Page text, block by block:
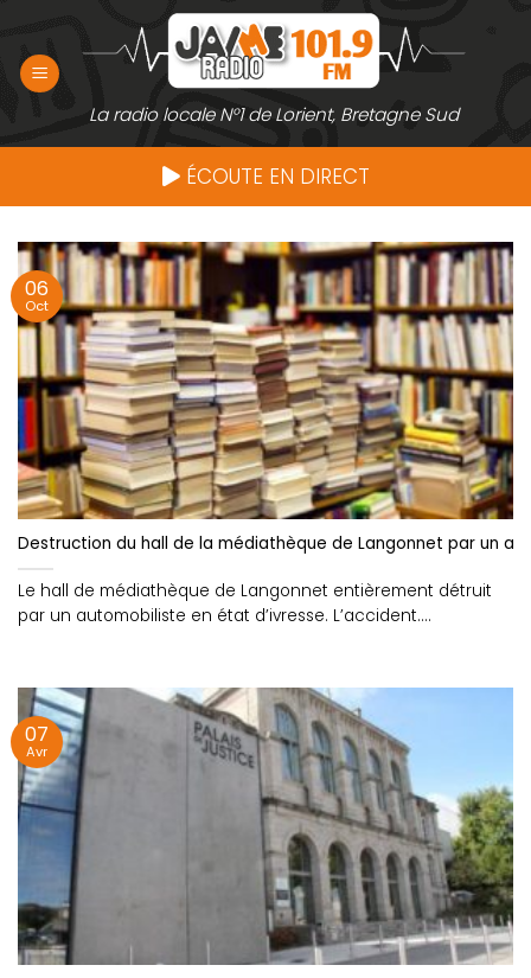
contenu
La radio locale N°1 de Lorient, Bretagne Sud
ÉCOUTE EN DIRECT
Destruction du hall de la médiathèque de Langonnet par un
Le hall de médiathèque de Langonnet entièrement détruit
par un automobiliste en état d’ivresse. L’accident....
06
Oct
07
Avr